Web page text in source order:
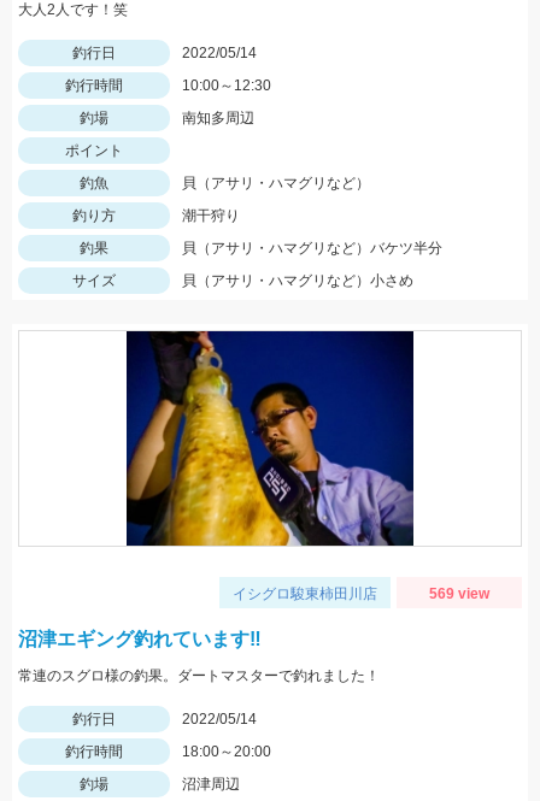
大人2人です！笑
釣行日
2022/05/14
釣行時間
10:00～12:30
釣場
南知多周辺
ポイント
釣魚
貝（アサリ・ハマグリなど）
釣り方
潮干狩り
釣果
貝（アサリ・ハマグリなど）バケツ半分
サイズ
貝（アサリ・ハマグリなど）小さめ
イシグロ駿東柿田川店 569 view
沼津エギング釣れています‼
常連のスグロ様の釣果。ダートマスターで釣れました！
釣行日
2022/05/14
釣行時間
18:00～20:00
釣場
沼津周辺